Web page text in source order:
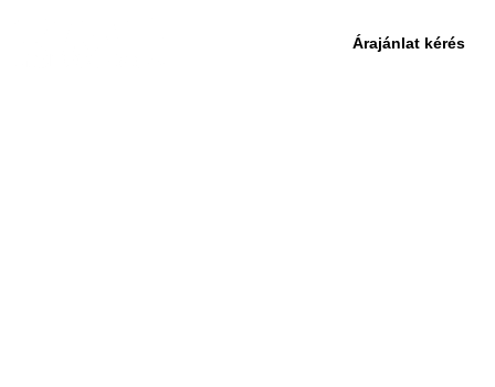
Árajánlat kérés